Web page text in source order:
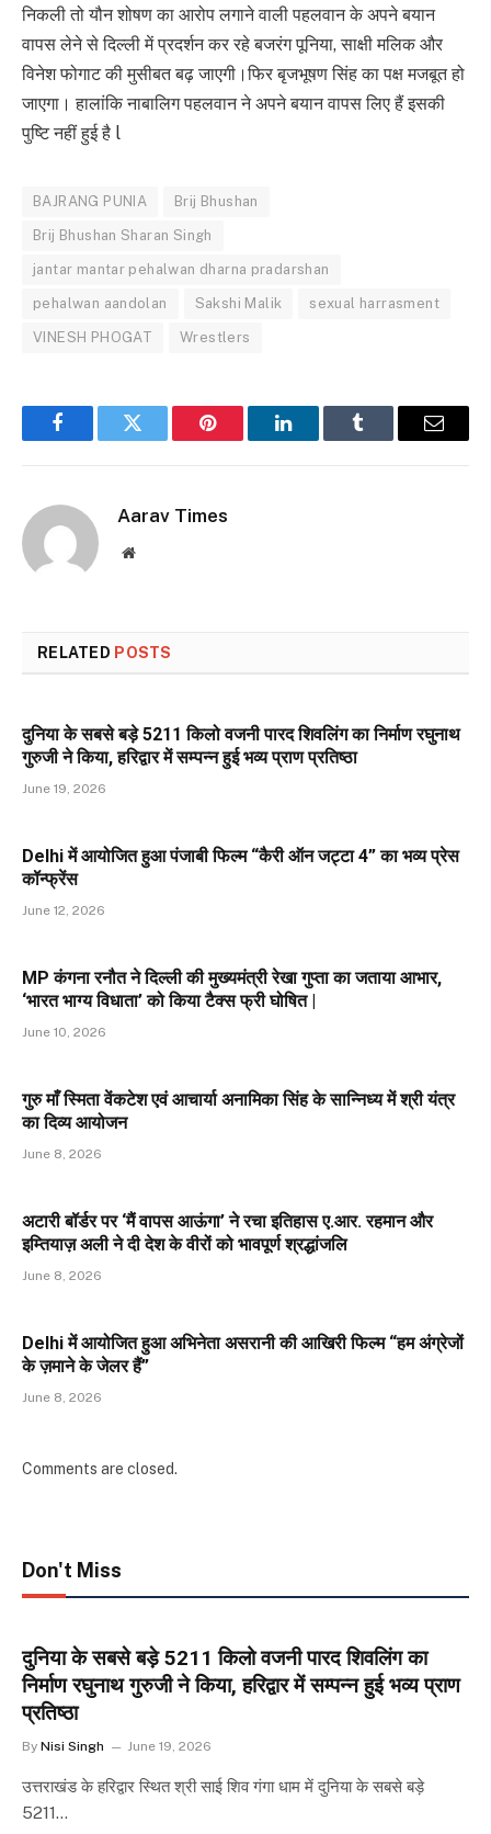
निकली तो यौन शोषण का आरोप लगाने वाली पहलवान के अपने बयान
वापस लेने से दिल्ली में प्रदर्शन कर रहे बजरंग पूनिया, साक्षी मलिक और
विनेश फोगाट की मुसीबत बढ़ जाएगी।फिर बृजभूषण सिंह का पक्ष मजबूत हो
जाएगा। हालांकि नाबालिग पहलवान ने अपने बयान वापस लिए हैं इसकी
पुष्टि नहीं हुई है l
BAJRANG PUNIA Brij Bhushan
Brij Bhushan Sharan Singh
jantar mantar pehalwan dharna pradarshan
pehalwan aandolan Sakshi Malik sexual harrasment
VINESH PHOGAT Wrestlers
FacebookTwitter Pinterest LinkedInTumblr Email
Aarav Times
Website
RELATED POSTS
दुनिया के सबसे बड़े 5211 किलो वजनी पारद शिवलिंग का निर्माण रघुनाथ
गुरुजी ने किया, हरिद्वार में सम्पन्न हुई भव्य प्राण प्रतिष्ठा
June 19, 2026
Delhi में आयोजित हुआ पंजाबी फिल्म “कैरी ऑन जट्टा 4” का भव्य प्रेस
कॉन्फ्रेंस
June 12, 2026
MP कंगना रनौत ने दिल्ली की मुख्यमंत्री रेखा गुप्ता का जताया आभार,
‘भारत भाग्य विधाता’ को किया टैक्स फ्री घोषित |
June 10, 2026
गुरु माँ स्मिता वेंकटेश एवं आचार्या अनामिका सिंह के सान्निध्य में श्री यंत्र
का दिव्य आयोजन
June 8, 2026
अटारी बॉर्डर पर ‘मैं वापस आऊंगा’ ने रचा इतिहास ए.आर. रहमान और
इम्तियाज़ अली ने दी देश के वीरों को भावपूर्ण श्रद्धांजलि
June 8, 2026
Delhi में आयोजित हुआ अभिनेता असरानी की आखिरी फिल्म “हम अंग्रेजों
के ज़माने के जेलर हैं”
June 8, 2026
Comments are closed.
Don't Miss
दुनिया के सबसे बड़े 5211 किलो वजनी पारद शिवलिंग का
निर्माण रघुनाथ गुरुजी ने किया, हरिद्वार में सम्पन्न हुई भव्य प्राण
प्रतिष्ठा
By Nisi Singh June 19, 2026
उत्तराखंड के हरिद्वार स्थित श्री साई शिव गंगा धाम में दुनिया के सबसे बड़े
5211…